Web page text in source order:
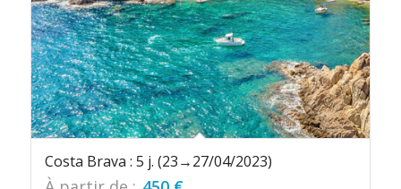
Costa Brava : 5 j. (23→27/04/2023)